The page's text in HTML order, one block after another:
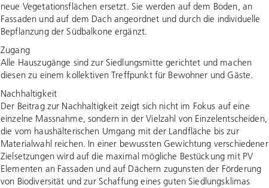
neue Vegetationsflächen ersetzt. Sie werden auf dem Boden, an
Fassaden und auf dem Dach angeordnet und durch die individuelle
Bepflanzung der Südbalkone ergänzt.
Zugang
Alle Hauszugänge sind zur Siedlungsmitte gerichtet und machen
diesen zu einem kollektiven Treffpunkt für Bewohner und Gäste.
Nachhaltigkeit
Der Beitrag zur Nachhaltigkeit zeigt sich nicht im Fokus auf eine
einzelne Massnahme, sondern in der Vielzahl von Einzelentscheiden,
die vom haushälterischen Umgang mit der Landfläche bis zur
Materialwahl reichen. In einer bewussten Gewichtung verschiedener
Zielsetzungen wird auf die maximal mögliche Bestückung mit PV
Elementen an Fassaden und auf Dächern zugunsten der Förderung
von Biodiversität und zur Schaffung eines guten Siedlungsklimas